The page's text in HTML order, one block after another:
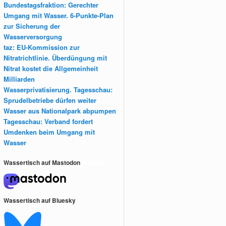
Bundestagsfraktion: Gerechter
Umgang mit Wasser. 6-Punkte-Plan
zur Sicherung der
Wasserversorgung
taz: EU-Kommission zur
Nitratrichtlinie. Überdüngung mit
Nitrat kostet die Allgemeinheit
Milliarden
Wasserprivatisierung. Tagesschau:
Sprudelbetriebe dürfen weiter
Wasser aus Nationalpark abpumpen
Tagesschau: Verband fordert
Umdenken beim Umgang mit
Wasser
Wassertisch auf Mastodon
Wassertisch auf Bluesky